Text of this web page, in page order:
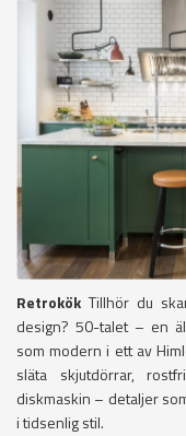
Retrokök Tillhör du
design? 50-talet – en
som modern i ett av
släta skjutdörrar,
diskmaskin – detaljer
i tidsenlig stil.